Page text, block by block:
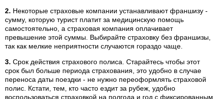
2. Некоторые страховые компании устанавливают франшизу -
сумму, которую турист платит за медицинскую помощь
самостоятельно, а страховая компания оплачивает
превышение этой суммы. Выбирайте страховку без франшизы,
так как мелкие неприятности случаются гораздо чаще.
3. Срок действия страхового полиса. Старайтесь чтобы этот
срок был больше периода страхования, это удобно в случае
переноса даты поездки - не нужно переоформлять страховой
полис. Кстати, тем, кто часто ездит за рубеж, удобно
воспользоваться страховкой на полгода и год с фиксированным